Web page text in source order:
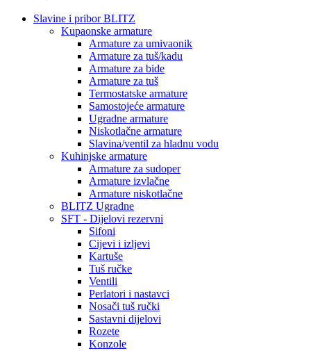
Slavine i pribor BLITZ
Kupaonske armature
Armature za umivaonik
Armature za tuš/kadu
Armature za bide
Armature za tuš
Termostatske armature
Samostojeće armature
Ugradne armature
Niskotlačne armature
Slavina/ventil za hladnu vodu
Kuhinjske armature
Armature za sudoper
Armature izvlačne
Armature niskotlačne
BLITZ Ugradne
SFT - Dijelovi rezervni
Sifoni
Cijevi i izljevi
Kartuše
Tuš ručke
Ventili
Perlatori i nastavci
Nosači tuš ručki
Sastavni dijelovi
Rozete
Konzole